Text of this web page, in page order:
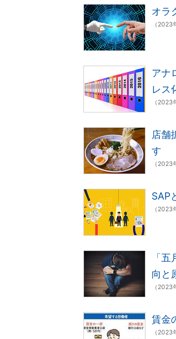
オラ
（2023
アナ
レス
（2023
店舗
す
（2023
SAP
（2023
「
向と
（2023
賃金
（2023